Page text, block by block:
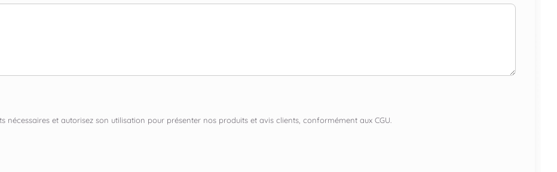
et autorisez son utilisation pour présenter nos produits et avis clients, conformément aux CGU.